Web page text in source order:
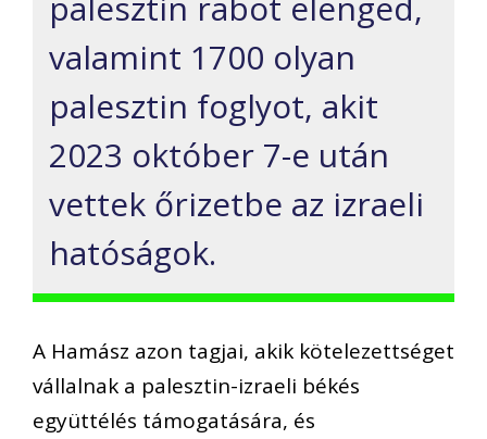
valamint 1700 olyan
palesztin foglyot, akit
2023 október 7-e után
vettek őrizetbe az izraeli
hatóságok.
A Hamász azon tagjai, akik kötelezettséget
vállalnak a palesztin-izraeli békés
együttélés támogatására, és